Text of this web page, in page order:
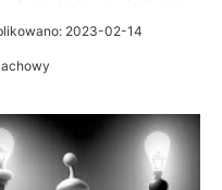
2023-02-14